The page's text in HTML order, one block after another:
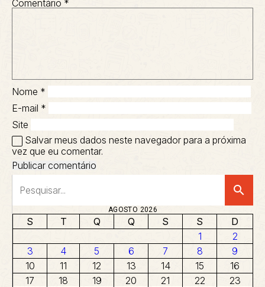
Comentário *
Nome *
E-mail *
Site
Salvar meus dados neste navegador para a próxima
vez que eu comentar.
search
AGOSTO 2026
S T Q Q S S
D
1
2
3
4 5 6 7 8
9
10
11 12 13 14 15
16
17
18 19 20 21 22
23